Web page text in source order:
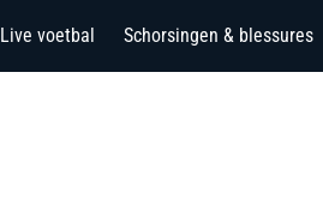
Live voetbal Schorsingen & blessures